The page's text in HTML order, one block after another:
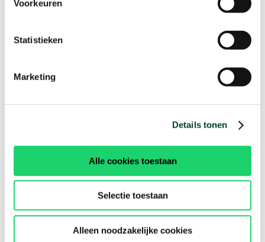
Voorkeuren
Statistieken
Marketing
Details tonen
Alle cookies toestaan
Selectie toestaan
Alleen noodzakelijke cookies